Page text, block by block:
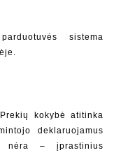
sistema
kokybė atitinka
deklaruojamus
nėra – įprastinius